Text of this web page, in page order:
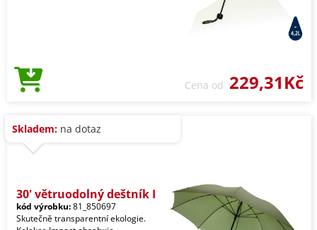
Cena od 229,31Kč
Skladem: na dotaz
30' větruodolný deštník I
kód výrobku:81_850697
Skutečně transparentní ekologie.